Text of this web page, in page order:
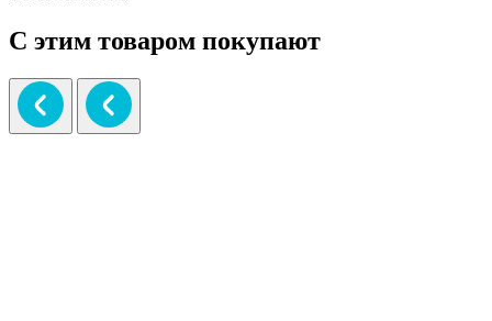
С этим товаром покупают